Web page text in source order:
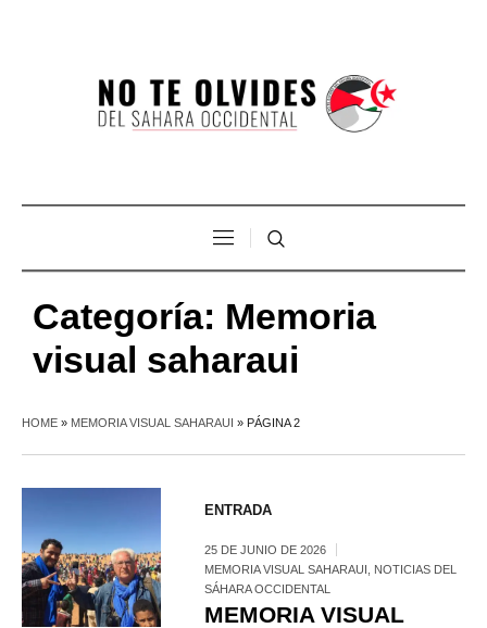
Categoría: Memoria
visual saharaui
HOME » MEMORIA VISUAL SAHARAUI » PÁGINA 2
ENTRADA
25 DE JUNIO DE 2026
MEMORIA VISUAL SAHARAUI
NOTICIAS DEL
SÁHARA OCCIDENTAL
MEMORIA VISUAL